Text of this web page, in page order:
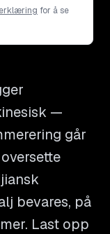
for å se
—
går
bevares, på
Last opp